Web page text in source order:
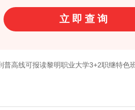
普高线可报读黎明职业大学3+2职继特色